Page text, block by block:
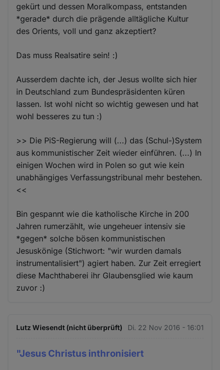
gekürt und dessen Moralkompass, entstanden
*gerade* durch die prägende alltägliche Kultur
des Orients, voll und ganz akzeptiert?
Das muss Realsatire sein! :)
Ausserdem dachte ich, der Jesus wollte sich hier
in Deutschland zum Bundespräsidenten küren
lassen. Ist wohl nicht so wichtig gewesen und hat
wohl besseres zu tun :)
>> Die PiS-Regierung will (...) das (Schul-)System
aus kommunistischer Zeit wieder einführen. (...) In
einigen Wochen wird in Polen so gut wie kein
unabhängiges Verfassungstribunal mehr bestehen.
<<
Bin gespannt wie die katholische Kirche in 200
Jahren rumerzählt, wie ungeheuer intensiv sie
*gegen* solche bösen kommunistischen
Jesuskönige (Stichwort: "wir wurden damals
instrumentalisiert") agiert haben. Zur Zeit erregiert
diese Machthaberei ihr Glaubensglied wie kaum
zuvor :)
Lutz Wiesendt (nicht überprüft) Di. 22 Nov 2016 - 16:01
"Jesus Christus inthronisiert